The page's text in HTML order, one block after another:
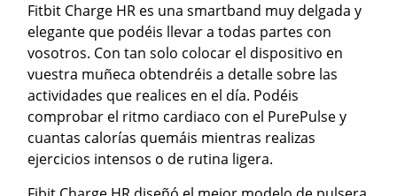
Fitbit Charge HR es una smartband muy delgada y
elegante que podéis llevar a todas partes con
vosotros. Con tan solo colocar el dispositivo en
vuestra muñeca obtendréis a detalle sobre las
actividades que realices en el día. Podéis
comprobar el ritmo cardiaco con el PurePulse y
cuantas calorías quemáis mientras realizas
ejercicios intensos o de rutina ligera.